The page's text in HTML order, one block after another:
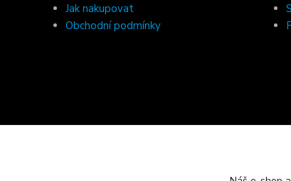
Jak nakupovat
Obchodní podmínky